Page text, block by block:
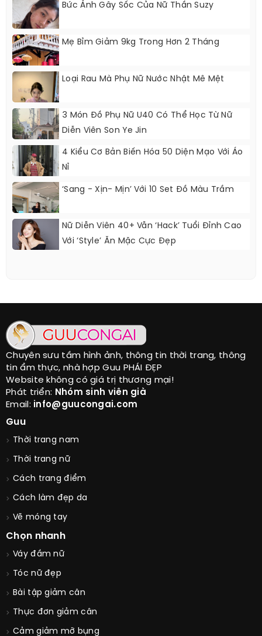
Bức Ảnh Gây Sốc Của Nữ Thần Suzy
Mẹ Bỉm Giảm 9kg Trong Hơn 2 Tháng
Loại Rau Mà Phụ Nữ Nước Nhật Mê Mệt
3 Món Đồ Phụ Nữ U40 Có Thể Học Từ Nữ
Diễn Viên Son Ye Jin
4 Kiểu Cơ Bản Biến Hóa 50 Diện Mạo Với Áo
Nỉ
‘Sang - Xịn- Mịn’ Với 10 Set Đồ Màu Trầm
Nữ Diễn Viên 40+ Vẫn ‘hack’ Tuổi Đỉnh Cao
Với ‘style’ Ăn Mặc Cực Đẹp
Chuyên sưu tầm hình ảnh, thông tin thời trang, thông
tin ẩm thực, nhà hợp Guu PHÁI ĐẸP
Website không có giá trị thương mại!
Phát triển: Nhóm sinh viên già
Email: info@guucongai.com
Guu
Thời trang nam
Thời trang nữ
Cách trang điểm
Cách làm đẹp da
Vẽ móng tay
Chọn nhanh
Váy đầm nữ
Tóc nữ đẹp
Bài tập giảm cân
Thực đơn giảm cân
Cảm giảm mỡ bụng